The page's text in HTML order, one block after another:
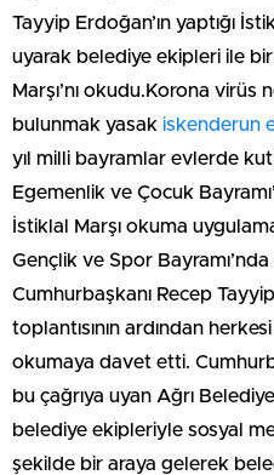
Tayyip Erdoğan’ın yaptığı
uyarak belediye ekipleri ile
Marşı’nı okudu.Korona
bulunmak yasak iskenderun
yıl milli bayramlar evlerde
Egemenlik ve Çocuk
İstiklal Marşı okuma
Gençlik ve Spor
Cumhurbaşkanı Recep
toplantısının ardından
okumaya davet etti.
bu çağrıya uyan Ağrı
belediye ekipleriyle sosyal
şekilde bir araya gelerek